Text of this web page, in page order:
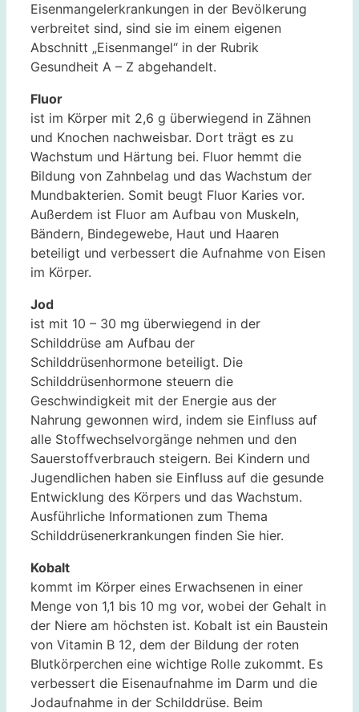
Eisenmangelerkrankungen in der Bevölkerung
verbreitet sind, sind sie im einem eigenen
Abschnitt „Eisenmangel“ in der Rubrik
Gesundheit A – Z abgehandelt.
Fluor
ist im Körper mit 2,6 g überwiegend in Zähnen
und Knochen nachweisbar. Dort trägt es zu
Wachstum und Härtung bei. Fluor hemmt die
Bildung von Zahnbelag und das Wachstum der
Mundbakterien. Somit beugt Fluor Karies vor.
Außerdem ist Fluor am Aufbau von Muskeln,
Bändern, Bindegewebe, Haut und Haaren
beteiligt und verbessert die Aufnahme von Eisen
im Körper.
Jod
ist mit 10 – 30 mg überwiegend in der
Schilddrüse am Aufbau der
Schilddrüsenhormone beteiligt. Die
Schilddrüsenhormone steuern die
Geschwindigkeit mit der Energie aus der
Nahrung gewonnen wird, indem sie Einfluss auf
alle Stoffwechselvorgänge nehmen und den
Sauerstoffverbrauch steigern. Bei Kindern und
Jugendlichen haben sie Einfluss auf die gesunde
Entwicklung des Körpers und das Wachstum.
Ausführliche Informationen zum Thema
Schilddrüsenerkrankungen finden Sie hier.
Kobalt
kommt im Körper eines Erwachsenen in einer
Menge von 1,1 bis 10 mg vor, wobei der Gehalt in
der Niere am höchsten ist. Kobalt ist ein Baustein
von Vitamin B 12, dem der Bildung der roten
Blutkörperchen eine wichtige Rolle zukommt. Es
verbessert die Eisenaufnahme im Darm und die
Jodaufnahme in der Schilddrüse. Beim